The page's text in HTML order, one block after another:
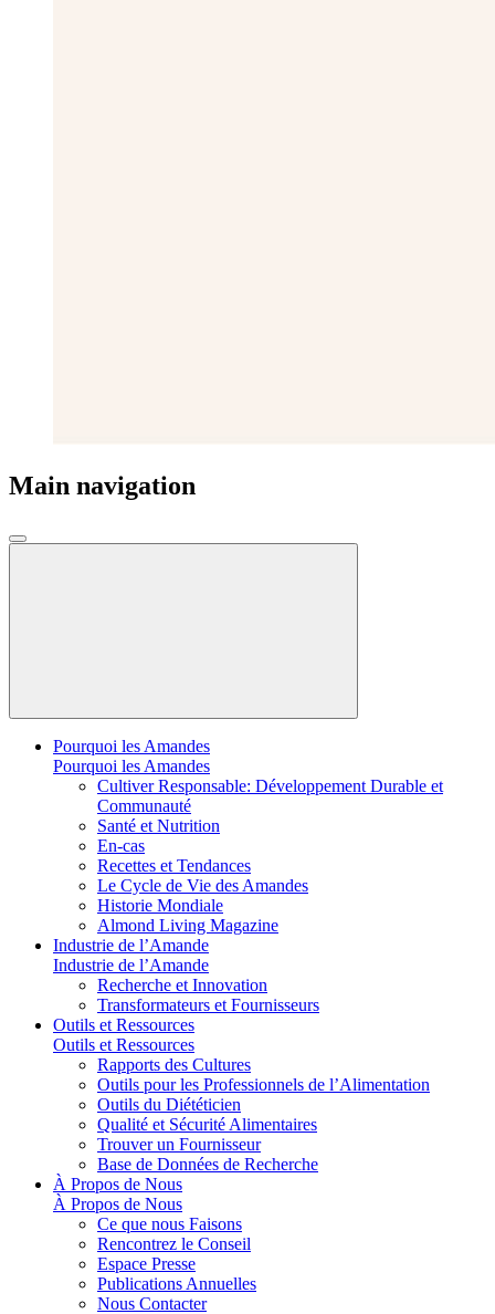
Main navigation
Pourquoi les Amandes
Pourquoi les Amandes
Cultiver Responsable: Développement Durable et
Communauté
Santé et Nutrition
En-cas
Recettes et Tendances
Le Cycle de Vie des Amandes
Historie Mondiale
Almond Living Magazine
Industrie de l’Amande
Industrie de l’Amande
Recherche et Innovation
Transformateurs et Fournisseurs
Outils et Ressources
Outils et Ressources
Rapports des Cultures
Outils pour les Professionnels de l’Alimentation
Outils du Diététicien
Qualité et Sécurité Alimentaires
Trouver un Fournisseur
Base de Données de Recherche
À Propos de Nous
À Propos de Nous
Ce que nous Faisons
Rencontrez le Conseil
Espace Presse
Publications Annuelles
Nous Contacter